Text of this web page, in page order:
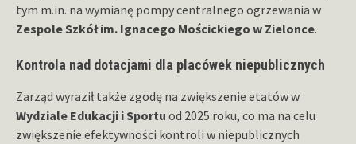
tym m.in. na wymianę pompy centralnego ogrzewania w
Zespole Szkół im. Ignacego Mościckiego w Zielonce.
Kontrola nad dotacjami dla placówek niepublicznych
Zarząd wyraził także zgodę na zwiększenie etatów w
Wydziale Edukacji i Sportu od 2025 roku, co ma na celu
zwiększenie efektywności kontroli w niepublicznych